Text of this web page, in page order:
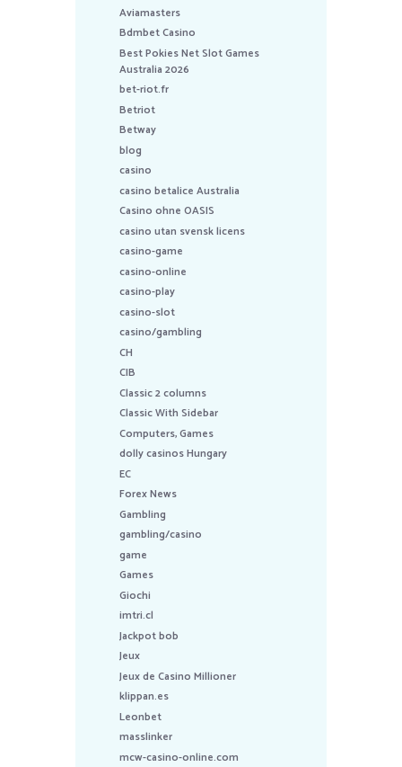
Aviamasters
Bdmbet Casino
Best Pokies Net Slot Games
Australia 2026
bet-riot.fr
Betriot
Betway
blog
casino
casino betalice Australia
Casino ohne OASIS
casino utan svensk licens
casino-game
casino-online
casino-play
casino-slot
casino/gambling
CH
CIB
Classic 2 columns
Classic With Sidebar
Computers, Games
dolly casinos Hungary
EC
Forex News
Gambling
gambling/casino
game
Games
Giochi
imtri.cl
Jackpot bob
Jeux
Jeux de Casino Millioner
klippan.es
Leonbet
masslinker
mcw-casino-online.com